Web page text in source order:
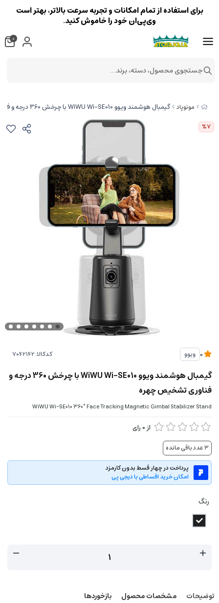
مونوپاد گیمبال هوشمند ویوو WiWU Wi-SE010 با چرخش 360 درجه و فناوری تشخیص چهره
%7
ویوو کدکالا:
گیمبال هوشمند ویوو WiWU Wi-SE010 با چرخش 360 درجه و
فناوری تشخیص چهره
WiWU Wi-SE010 360° Face Tracking Magnetic Gimbal Stabilizer Stand
از 0 رای
3عدد باقی مانده
پرداخت در چهار قسط بدون کارمزد
امکان خرید اقساطی با دیجی پی
رنگ
توضیحات مشخصات محصول بازخوردها
برای استفاده از تمام امکانات و تجربه سرعت بالاتر، بهتر است
وی‌پی‌ان خود را خاموش کنید.
0
جستجوی محصول، دسته، برند...